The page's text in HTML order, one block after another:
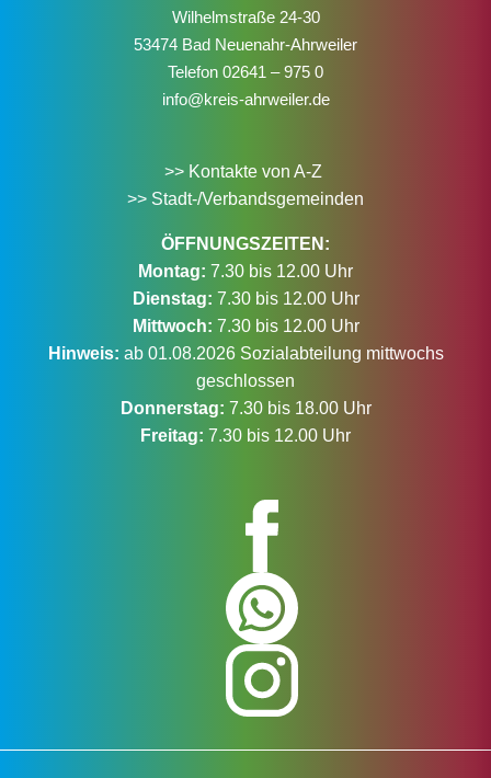
Wilhelmstraße 24-30
53474 Bad Neuenahr-Ahrweiler
Telefon 02641 – 975 0
info@kreis-ahrweiler.de
>> Kontakte von A-Z
>> Stadt-/Verbandsgemeinden
ÖFFNUNGSZEITEN:
Montag: 7.30 bis 12.00 Uhr
Dienstag: 7.30 bis 12.00 Uhr
Mittwoch: 7.30 bis 12.00 Uhr
Hinweis: ab 01.08.2026 Sozialabteilung mittwochs
geschlossen
Donnerstag: 7.30 bis 18.00 Uhr
Freitag: 7.30 bis 12.00 Uhr